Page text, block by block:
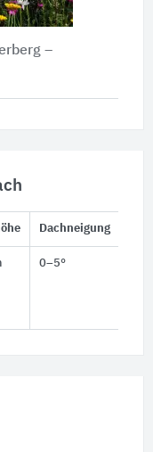
–
Dachneigung
0–5°